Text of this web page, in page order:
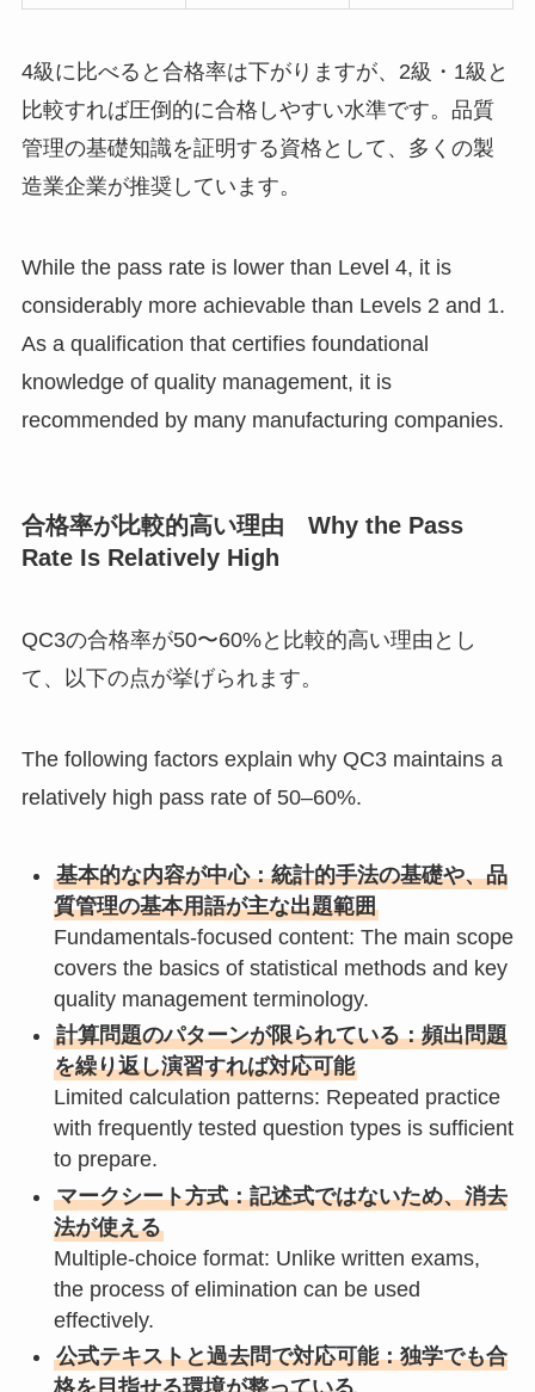
4級に比べると合格率は下がりますが、2級・1級と
比較すれば圧倒的に合格しやすい水準です。品質
管理の基礎知識を証明する資格として、多くの製
造業企業が推奨しています。
While the pass rate is lower than Level 4, it is
considerably more achievable than Levels 2 and 1.
As a qualification that certifies foundational
knowledge of quality management, it is
recommended by many manufacturing companies.
合格率が比較的高い理由 Why the Pass
Rate Is Relatively High
QC3の合格率が50〜60%と比較的高い理由とし
て、以下の点が挙げられます。
The following factors explain why QC3 maintains a
relatively high pass rate of 50–60%.
基本的な内容が中心：統計的手法の基礎や、品
質管理の基本用語が主な出題範囲
Fundamentals-focused content: The main scope
covers the basics of statistical methods and key
quality management terminology.
計算問題のパターンが限られている：頻出問題
を繰り返し演習すれば対応可能
Limited calculation patterns: Repeated practice
with frequently tested question types is sufficient
to prepare.
マークシート方式：記述式ではないため、消去
法が使える
Multiple-choice format: Unlike written exams,
the process of elimination can be used
effectively.
公式テキストと過去問で対応可能：独学でも合